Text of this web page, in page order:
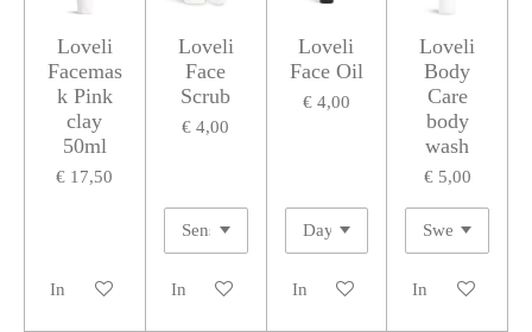
Loveli
Facemas
k Pink
clay
50ml
€ 17,50
In winkelwagen
Loveli
Face
Scrub
€ 4,00
In winkelwagen
Loveli
Face Oil
€ 4,00
In winkelwagen
Loveli
Body
Care
body
wash
€ 5,00
In winkelwagen